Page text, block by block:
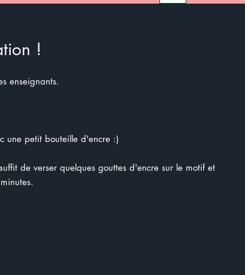
!
enseignants.
une petit bouteille d'encre :)
de verser quelques gouttes d'encre sur le motif et